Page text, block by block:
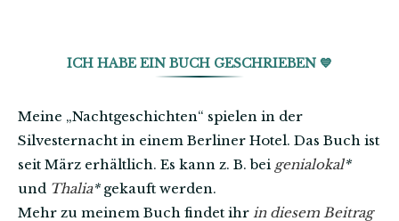
ICH HABE EIN BUCH GESCHRIEBEN 💙
Meine „Nachtgeschichten“ spielen in der
Silvesternacht in einem Berliner Hotel. Das Buch ist
seit März erhältlich. Es kann z. B. bei genialokal*
und Thalia*gekauft werden.
Mehr zu meinem Buch findet ihr in diesem Beitrag